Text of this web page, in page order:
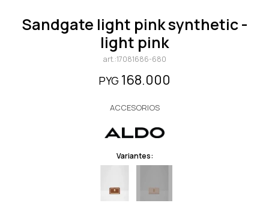
sandgate light pink synthetic -
light pink
17081686-680
PYG 168.000
ACCESORIOS
Variantes: